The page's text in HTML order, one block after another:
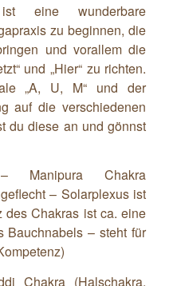
ist eine wunderbare
zu beginnen, die
und vorallem die
und „Hier“ zu richten.
„A, U, M“ und der
auf die verschiedenen
du diese an und gönnst
Manipura Chakra
– Solarplexus ist
des Chakras ist ca. eine
Bauchnabels – steht für
Chakra (Halschakra,